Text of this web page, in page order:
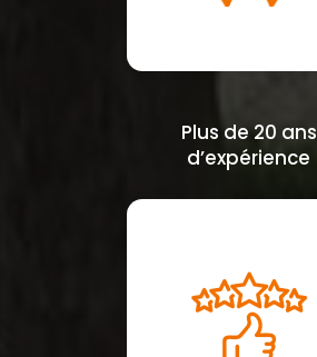
Plus de 20 ans
d’expérience